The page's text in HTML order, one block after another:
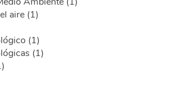
aire (1)
(1)
(1)